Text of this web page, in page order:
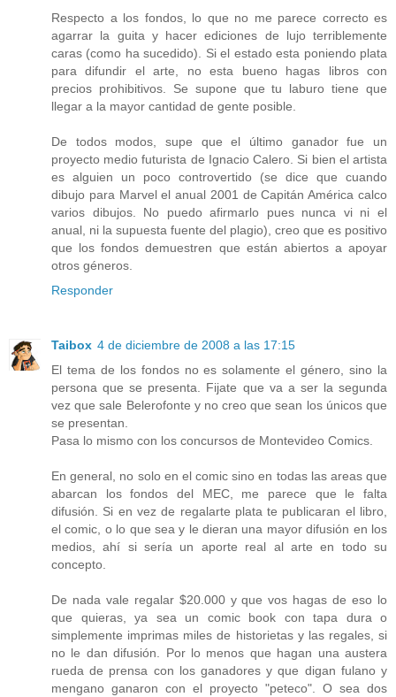
Respecto a los fondos, lo que no me parece correcto es
agarrar la guita y hacer ediciones de lujo terriblemente
caras (como ha sucedido). Si el estado esta poniendo plata
para difundir el arte, no esta bueno hagas libros con
precios prohibitivos. Se supone que tu laburo tiene que
llegar a la mayor cantidad de gente posible.
De todos modos, supe que el último ganador fue un
proyecto medio futurista de Ignacio Calero. Si bien el artista
es alguien un poco controvertido (se dice que cuando
dibujo para Marvel el anual 2001 de Capitán América calco
varios dibujos. No puedo afirmarlo pues nunca vi ni el
anual, ni la supuesta fuente del plagio), creo que es positivo
que los fondos demuestren que están abiertos a apoyar
otros géneros.
Responder
Taibox 4 de diciembre de 2008 a las 17:15
El tema de los fondos no es solamente el género, sino la
persona que se presenta. Fijate que va a ser la segunda
vez que sale Belerofonte y no creo que sean los únicos que
se presentan.
Pasa lo mismo con los concursos de Montevideo Comics.
En general, no solo en el comic sino en todas las areas que
abarcan los fondos del MEC, me parece que le falta
difusión. Si en vez de regalarte plata te publicaran el libro,
el comic, o lo que sea y le dieran una mayor difusión en los
medios, ahí si sería un aporte real al arte en todo su
concepto.
De nada vale regalar $20.000 y que vos hagas de eso lo
que quieras, ya sea un comic book con tapa dura o
simplemente imprimas miles de historietas y las regales, si
no le dan difusión. Por lo menos que hagan una austera
rueda de prensa con los ganadores y que digan fulano y
mengano ganaron con el proyecto "peteco". O sea dos